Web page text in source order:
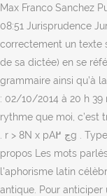
Max Franco Sanchez
08:51 Jurisprudence
correctement un texte
de sa dictée) en se
grammaire ainsi qu’à
: 02/10/2014 à 20 h
rythme que moi, c’est
. r > 8N x pAڃ ߂g . Type de gazette spécialisée. Entro 2. Photo à
propos Les mots
l'aphorisme latin
antique. Pour anticiper